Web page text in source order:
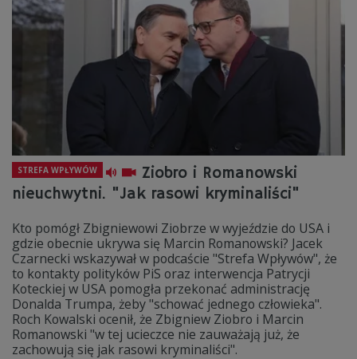
STREFA WPŁYWÓW
Ziobro i Romanowski
nieuchwytni. "Jak rasowi kryminaliści"
Kto pomógł Zbigniewowi Ziobrze w wyjeździe do USA i
gdzie obecnie ukrywa się Marcin Romanowski? Jacek
Czarnecki wskazywał w podcaście "Strefa Wpływów", że
to kontakty polityków PiS oraz interwencja Patrycji
Koteckiej w USA pomogła przekonać administrację
Donalda Trumpa, żeby "schować jednego człowieka".
Roch Kowalski ocenił, że Zbigniew Ziobro i Marcin
Romanowski "w tej ucieczce nie zauważają już, że
zachowują się jak rasowi kryminaliści".